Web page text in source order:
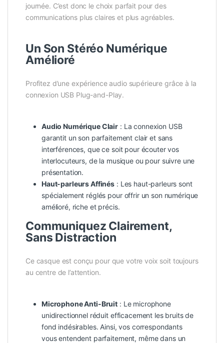
journée. C’est donc le choix parfait pour des
communications plus claires et plus agréables.
Un Son Stéréo Numérique
Amélioré
Profitez d’une expérience audio supérieure grâce à la
connexion USB Plug-and-Play.
Audio Numérique Clair : La connexion USB
garantit un son parfaitement clair et sans
interférences, que ce soit pour écouter vos
interlocuteurs, de la musique ou pour suivre une
présentation.
Haut-parleurs Affinés : Les haut-parleurs sont
spécialement réglés pour offrir un son numérique
amélioré, riche et précis.
Communiquez Clairement,
Sans Distraction
Ce casque est conçu pour que votre voix soit toujours
au centre de l’attention.
Microphone Anti-Bruit : Le microphone
unidirectionnel réduit efficacement les bruits de
fond indésirables. Ainsi, vos correspondants
vous entendent parfaitement, même dans un